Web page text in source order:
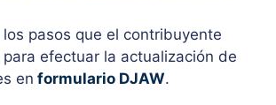
pasos que el contribuyente
efectuar la actualización de
en formulario DJAW.